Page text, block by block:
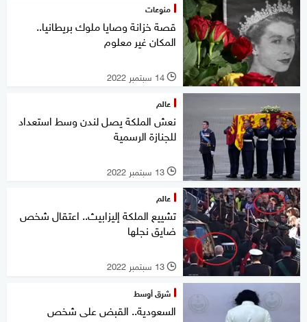
منوعات
قصة خزانة وصايا ملوك بريطانيا..
المكان غير معلوم
l 14 سبتمبر 2022
عالم
نعش الملكة يصل لندن وسط استعداد
للجنازة الرسمية
l 13 سبتمبر 2022
عالم
تشييع الملكة إليزابيث.. اعتقال شخص
ضايق نجلها
l 13 سبتمبر 2022
شرق أوسط
السعودية.. القبض على شخص